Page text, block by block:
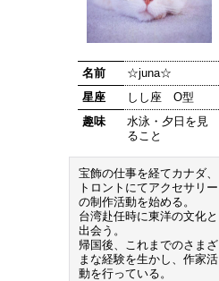
名前
☆juna☆
星座
しし座 O型
趣味
水泳・夕日を見
ること
宝飾の仕事を経てカナダ、
トロントにてアクセサリー
の制作活動を始める。
台湾赴任時に東洋の文化と
出会う。
帰国後、これまでのさまざ
まな経験を生かし、作家活
動を行っている。